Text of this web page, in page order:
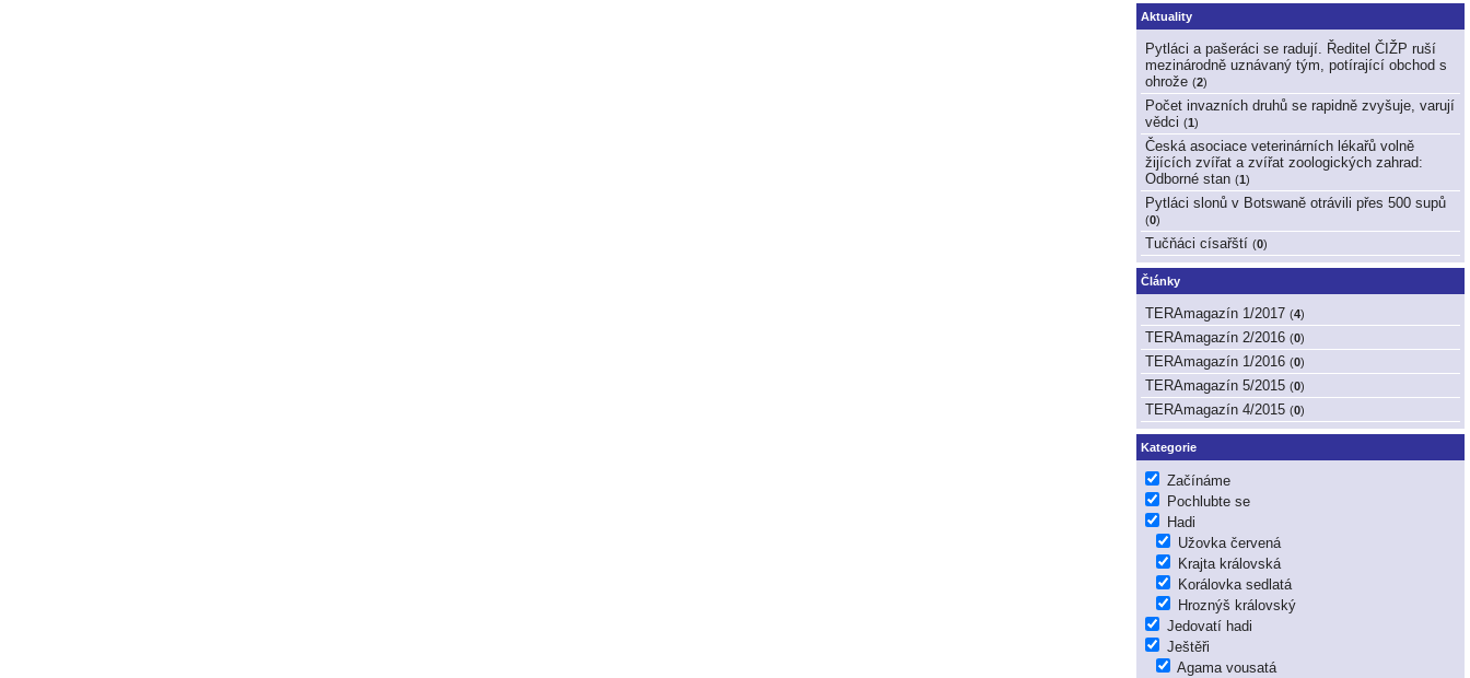
Aktuality
Pytláci a pašeráci se radují. Ředitel ČIŽP ruší
mezinárodně uznávaný tým, potírající obchod s
ohrože (2)
Počet invazních druhů se rapidně zvyšuje, varují
vědci (1)
Česká asociace veterinárních lékařů volně
žijících zvířat a zvířat zoologických zahrad:
Odborné stan (1)
Pytláci slonů v Botswaně otrávili přes 500 supů
(0)
Tučňáci císařští (0)
Články
TERAmagazín 1/2017 (4)
TERAmagazín 2/2016 (0)
TERAmagazín 1/2016 (0)
TERAmagazín 5/2015 (0)
TERAmagazín 4/2015 (0)
Kategorie
Začínáme
Pochlubte se
Hadi
Užovka červená
Krajta královská
Korálovka sedlatá
Hroznýš královský
Jedovatí hadi
Ještěři
Agama vousatá